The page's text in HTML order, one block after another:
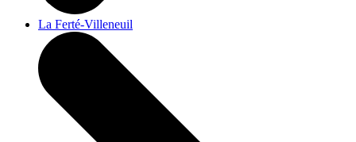
La Ferté-Villeneuil